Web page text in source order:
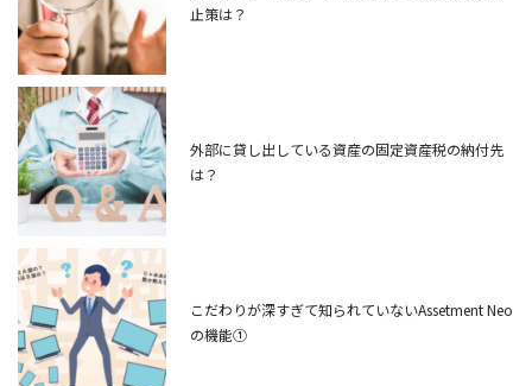
止策は？
外部に貸し出している資産の固定資産税の納付先
は？
こだわりが深すぎて知られていないAssetment Neo
の機能①